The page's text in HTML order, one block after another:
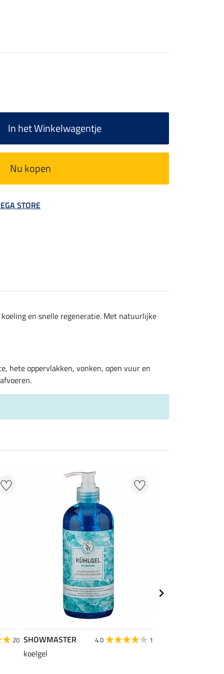
In het Winkelwagentje
Nu kopen
STORE
en snelle regeneratie. Met natuurlijke
hete oppervlakken, vonken, open vuur en
20 SHOWMASTER 4.0 1
koelgel